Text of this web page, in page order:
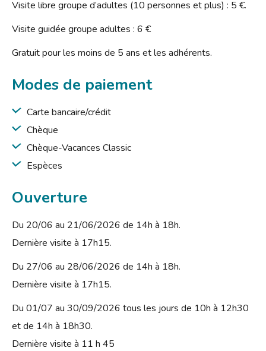
Visite libre groupe d’adultes (10 personnes et plus) : 5 €.
Visite guidée groupe adultes : 6 €
Gratuit pour les moins de 5 ans et les adhérents.
Modes de paiement
Carte bancaire/crédit
Chèque
Chèque-Vacances Classic
Espèces
Ouverture
Du 20/06 au 21/06/2026 de 14h à 18h.
Dernière visite à 17h15.
Du 27/06 au 28/06/2026 de 14h à 18h.
Dernière visite à 17h15.
Du 01/07 au 30/09/2026 tous les jours de 10h à 12h30
et de 14h à 18h30.
Dernière visite à 11 h 45